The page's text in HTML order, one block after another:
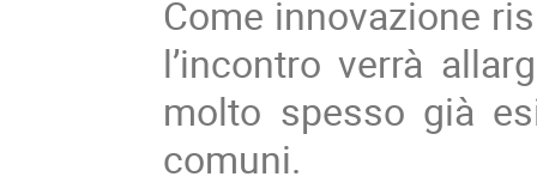
Come innovazione
l’incontro verrà
molto spesso già
comuni.